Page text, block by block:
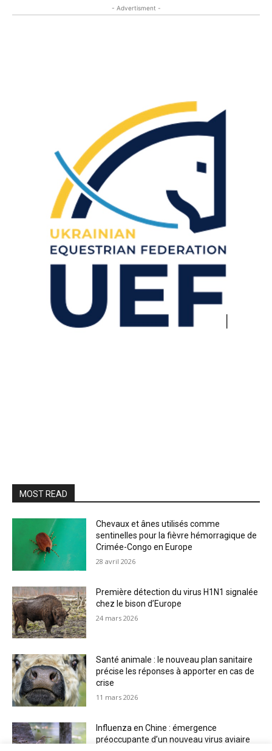
- Advertisment -
MOST READ
Chevaux et ânes utilisés comme
sentinelles pour la fièvre hémorragique de
Crimée-Congo en Europe
28 avril 2026
Première détection du virus H1N1 signalée
chez le bison d’Europe
24 mars 2026
Santé animale : le nouveau plan sanitaire
précise les réponses à apporter en cas de
crise
11 mars 2026
Influenza en Chine : émergence
préoccupante d’un nouveau virus aviaire